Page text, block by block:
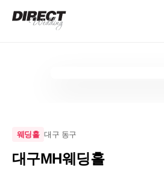
웨딩홀 대구 동구
대구MH웨딩홀